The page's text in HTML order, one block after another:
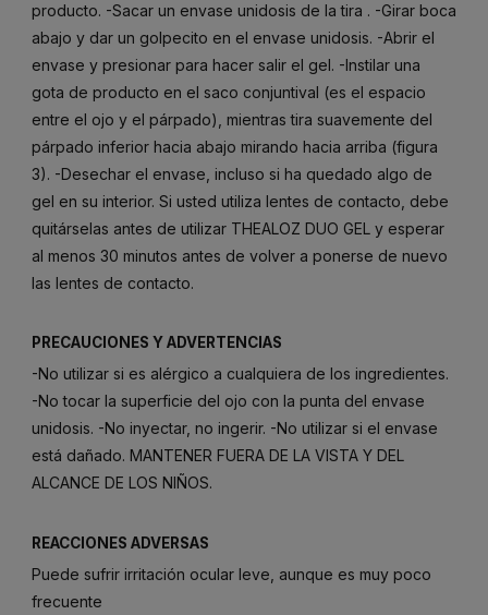
producto. -Sacar un envase unidosis de la tira . -Girar boca
abajo y dar un golpecito en el envase unidosis. -Abrir el
envase y presionar para hacer salir el gel. -Instilar una
gota de producto en el saco conjuntival (es el espacio
entre el ojo y el párpado), mientras tira suavemente del
párpado inferior hacia abajo mirando hacia arriba (figura
3). -Desechar el envase, incluso si ha quedado algo de
gel en su interior. Si usted utiliza lentes de contacto, debe
quitárselas antes de utilizar THEALOZ DUO GEL y esperar
al menos 30 minutos antes de volver a ponerse de nuevo
las lentes de contacto.
PRECAUCIONES Y ADVERTENCIAS
-No utilizar si es alérgico a cualquiera de los ingredientes.
-No tocar la superficie del ojo con la punta del envase
unidosis. -No inyectar, no ingerir. -No utilizar si el envase
está dañado. MANTENER FUERA DE LA VISTA Y DEL
ALCANCE DE LOS NIÑOS.
REACCIONES ADVERSAS
Puede sufrir irritación ocular leve, aunque es muy poco
frecuente